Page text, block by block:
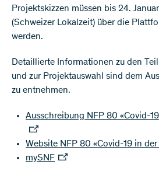
Projektskizzen müssen bis 24.
(Schweizer Lokalzeit) über die
werden.
Detaillierte Informationen zu den
und zur Projektauswahl sind dem
zu entnehmen.
Ausschreibung NFP 80 «Covid-
Website NFP 80 «Covid-19 in
mySNF